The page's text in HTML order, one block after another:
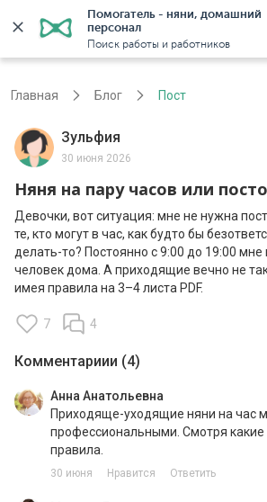
Помогатель - няни, домашний
персонал
Поиск работы и работников
Главная Блог Пост
Зульфия
30 июня 2026
Няня на пару часов или
Девочки, вот ситуация: мне не нужна
те, кто могут в час, как будто бы
делать-то? Постоянно с 9:00 до 19:00
человек дома. А приходящие вечно не
имея правила на 3–4 листа PDF.
7 4
Комментариии (4)
Анна Анатольевна
Приходяще-уходящие няни на час
профессиональными. Смотря
правила.
30 июня Нравится Ответить